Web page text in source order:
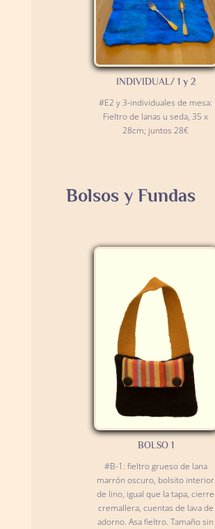
INDIVIDUAL/ 1 y 2
#E2 y 3-individuales de mesa:
Fieltro de lanas u seda, 35 x
28cm; juntos 28€
Bolsos y Fundas
BOLSO 1
#B-1: fieltro grueso de lana
marrón oscuro, bolsito interior
de lino, igual que la tapa, cierre
cremallera, cuentas de lava de
adorno. Asa fieltro. Tamaño sin